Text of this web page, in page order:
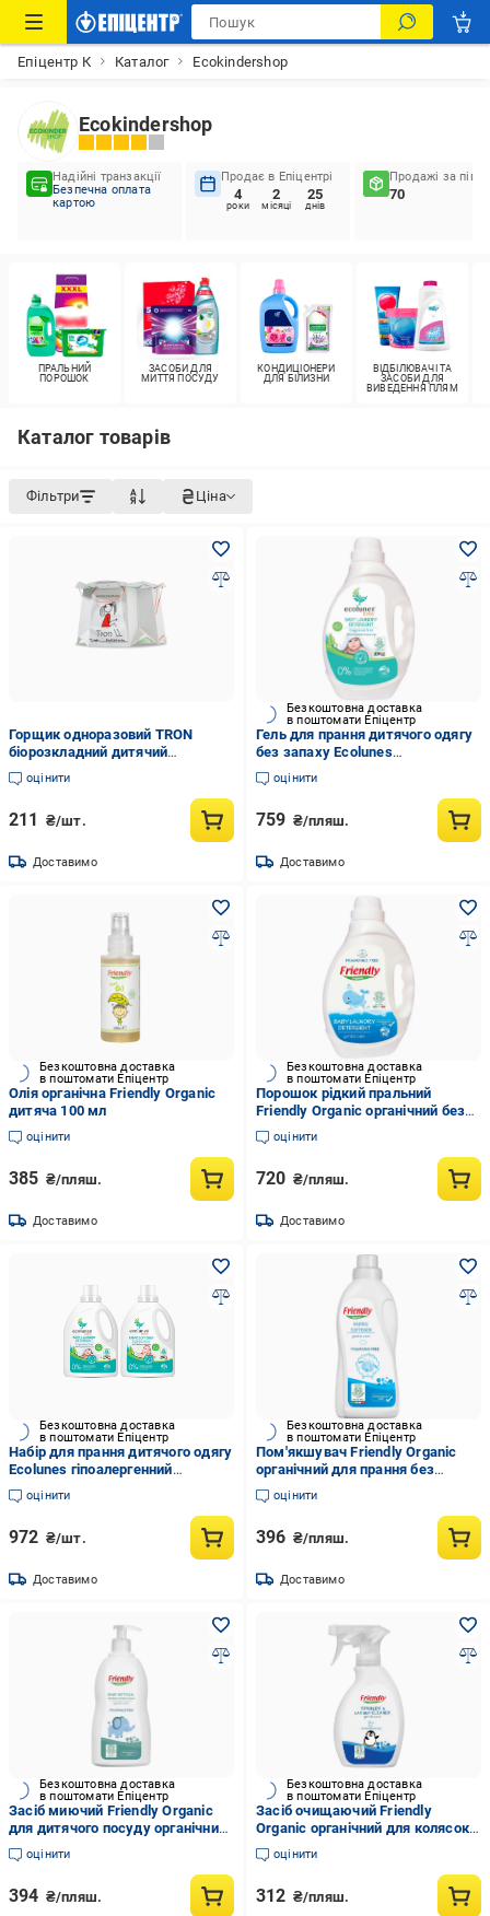
Епіцентр К Каталог Ecokindershop
Ecokindershop
Надійні транзакції
Безпечна оплата
картою
Продає в Епіцентрі
4
роки
2
місяці
25
днів
Продажі за пів
70
ПРАЛЬНИЙ
ПОРОШОК
ЗАСОБИ ДЛЯ
МИТТЯ ПОСУДУ
КОНДИЦІОНЕРИ
ДЛЯ БІЛИЗНИ
ВІДБІЛЮВАЧІ ТА
ЗАСОБИ ДЛЯ
ВИВЕДЕННЯ ПЛЯМ
Каталог товарів
Фільтри Ціна
Горщик одноразовий TRON
біорозкладний дитячий
(5903240903009)
оцінити
211 ₴/шт.
Доставимо
Безкоштовна доставка
в поштомати Епіцентр
Гель для прання дитячого одягу
без запаху Ecolunes
гіпоалергенний 2000 мл
(2049088577)
оцінити
759 ₴/пляш.
Доставимо
Безкоштовна доставка
в поштомати Епіцентр
Олія органічна Friendly Organic
дитяча 100 мл
оцінити
385 ₴/пляш.
Доставимо
Безкоштовна доставка
в поштомати Епіцентр
Порошок рідкий пральний
Friendly Organic органічний без
запаху 40 прань 2000 мл
оцінити
720 ₴/пляш.
Доставимо
Безкоштовна доставка
в поштомати Епіцентр
Набір для прання дитячого одягу
Ecolunes гіпоалергенний
(1757942354)
оцінити
972 ₴/шт.
Доставимо
Безкоштовна доставка
в поштомати Епіцентр
Пом'якшувач Friendly Organic
органічний для прання без
запаху 750 мл
оцінити
396 ₴/пляш.
Доставимо
Безкоштовна доставка
в поштомати Епіцентр
Засіб миючий Friendly Organic
для дитячого посуду органічний
500 мл
оцінити
394 ₴/пляш.
Безкоштовна доставка
в поштомати Епіцентр
Засіб очищаючий Friendly
Organic органічний для колясок
автокрісел стільчиків для
годування 250 мл
оцінити
312 ₴/пляш.